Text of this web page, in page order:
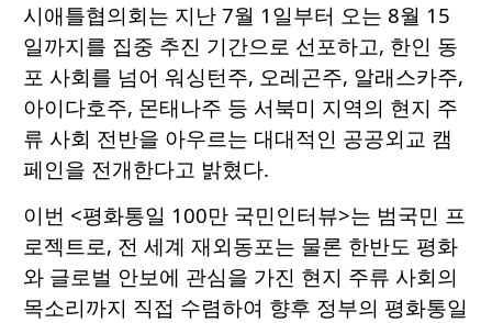
시애틀협의회는 지난 7월 1일부터 오는 8월 15
일까지를 집중 추진 기간으로 선포하고, 한인 동
포 사회를 넘어 워싱턴주, 오레곤주, 알래스카주,
아이다호주, 몬태나주 등 서북미 지역의 현지 주
류 사회 전반을 아우르는 대대적인 공공외교 캠
페인을 전개한다고 밝혔다.
이번 <평화통일 100만 국민인터뷰>는 범국민 프
로젝트로, 전 세계 재외동포는 물론 한반도 평화
와 글로벌 안보에 관심을 가진 현지 주류 사회의
목소리까지 직접 수렴하여 향후 정부의 평화통일